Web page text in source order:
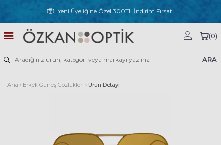
Yeni Üyeliğine Özel 300TL İndirim Fırsatı
ARA
(0)
Ana › Erkek Güneş Gözlükleri › Ürün Detayı